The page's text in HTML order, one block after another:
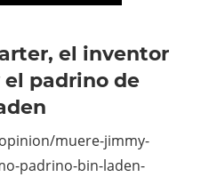
el inventor
padrino de
muere-jimmy-
padrino-bin-laden-